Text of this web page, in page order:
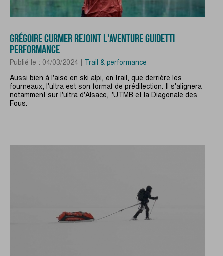
GRÉGOIRE CURMER REJOINT L'AVENTURE GUIDETTI
PERFORMANCE
Publié le : 04/03/2024 | Trail & performance
Aussi bien à l'aise en ski alpi, en trail, que derrière les
fourneaux, l'ultra est son format de prédilection. Il s'alignera
notamment sur l'ultra d'Alsace, l'UTMB et la Diagonale des
Fous.